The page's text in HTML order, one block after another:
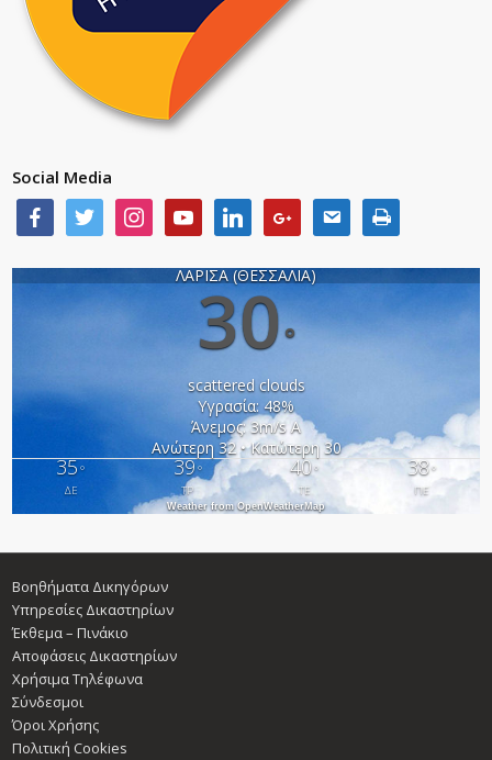
Social Media
ΛΑΡΙΣΑ (ΘΕΣΣΑΛΙΑ)
30°
scattered clouds
Υγρασία: 48%
Άνεμος: 3m/s Α
Ανώτερη 32 • Κατώτερη 30
35°
ΔΕ
39°
ΤΡ
40°
ΤΕ
38°
ΠΕ
Weather from OpenWeatherMap
Βοηθήματα Δικηγόρων
Υπηρεσίες Δικαστηρίων
Έκθεμα – Πινάκιο
Αποφάσεις Δικαστηρίων
Χρήσιμα Τηλέφωνα
Σύνδεσμοι
Όροι Χρήσης
Πολιτική Cookies